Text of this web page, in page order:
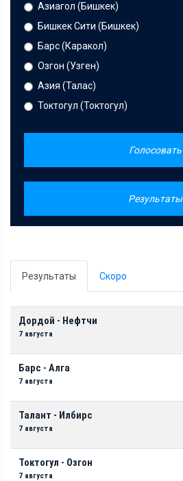
Азиагол (Бишкек)
Бишкек Сити (Бишкек)
Барс (Каракол)
Озгон (Узген)
Азия (Талас)
Токтогул (Токтогул)
Голосовать
Результаты
Результаты Скоро
Дордой - Нефтчи
7 августа
Барс - Алга
7 августа
Талант - Илбирс
7 августа
Токтогул - Озгон
7 августа